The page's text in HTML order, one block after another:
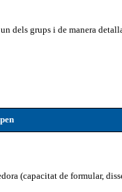
dels grups i de manera
(capacitat de formular,